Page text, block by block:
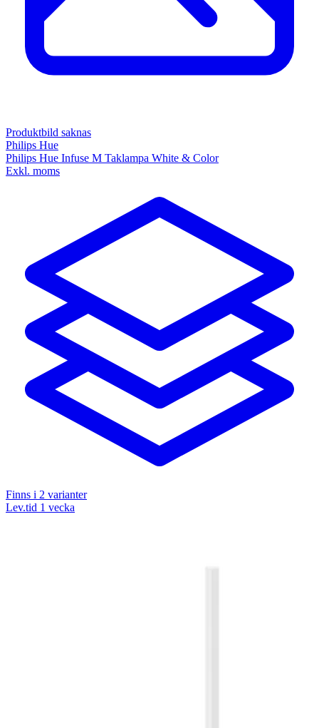
Produktbild saknas
Philips Hue
Philips Hue Infuse M Taklampa White & Color
Exkl. moms
Finns i 2 varianter
Lev.tid 1 vecka